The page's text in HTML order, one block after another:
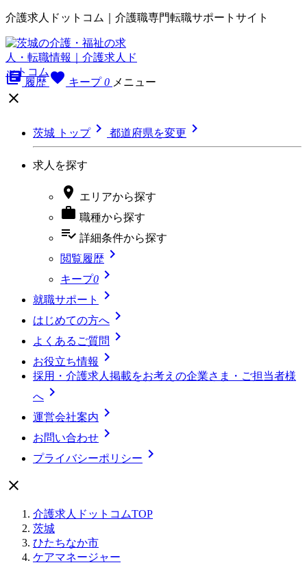
介護求人ドットコム｜介護職専門転職サポートサイト
library_books 履歴 favorite キープ 0 メニュー

茨城 トップ 都道府県を変更 
求人を探す
 エリアから探す
 職種から探す
playlist_add_check 詳細条件から探す
閲覧履歴 
キープ0 
就職サポート 
はじめての方へ 
よくあるご質問 
お役立ち情報 
採用・介護求人掲載をお考えの企業さま・ご担当者様
へ 
運営会社案内 
お問い合わせ 
プライバシーポリシー 

介護求人ドットコムTOP
茨城
ひたちなか市
ケアマネージャー